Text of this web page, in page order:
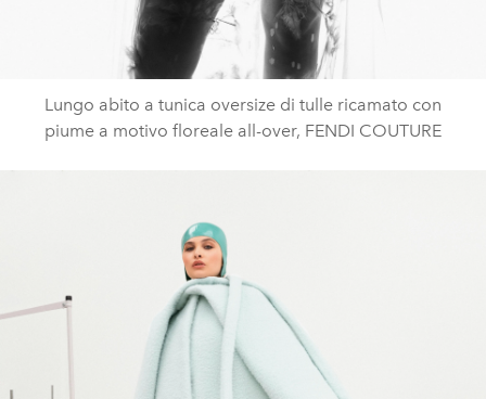
Lungo abito a tunica oversize di tulle ricamato con
piume a motivo floreale all-over, FENDI COUTURE